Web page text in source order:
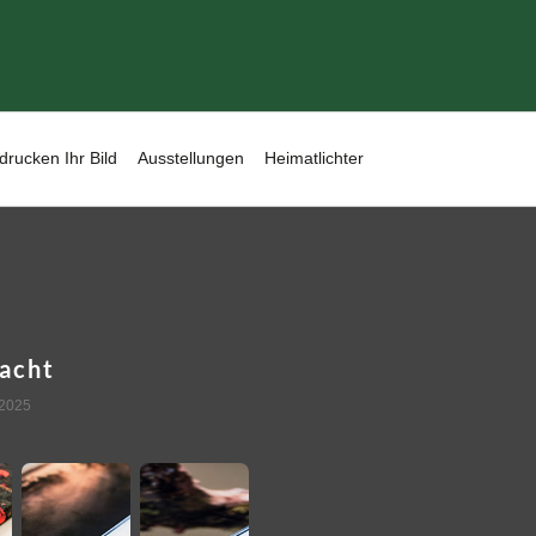
Ihr Bild Ausstellungen Heimatlichter